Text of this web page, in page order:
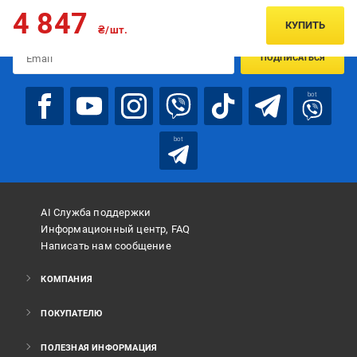
4 847 ₴/шт. КУПИТЬ
Подписывайтесь, чтобы узнавать первым об акцияx и
ПОДПИСАТЬСЯ
bot
bot
AI Служба поддержки
Информационный центр, FAQ
Написать нам сообщение
КОМПАНИЯ
ПОКУПАТЕЛЮ
ПОЛЕЗНАЯ ИНФОРМАЦИЯ